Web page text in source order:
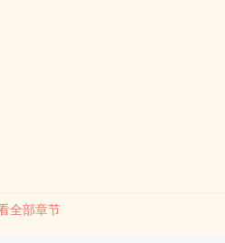
空背景，攻不是人，有本ti，崽是
字：主角：楚钰，时峥 ┃ 配角：预
了暴君》求收藏~ ┃ 其它： 一句话
全部章节